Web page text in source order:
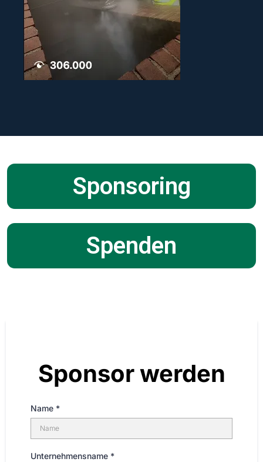
Sponsoring
Spenden
Sponsor werden
Name *
Unternehmensname *